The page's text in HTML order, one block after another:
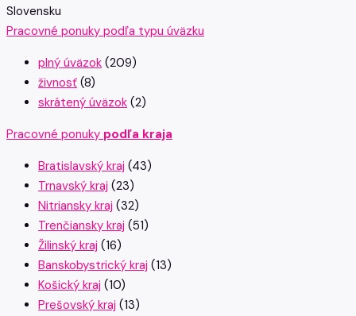
Slovensku
Pracovné ponuky podľa typu úväzku
plný úväzok (209)
živnosť (8)
skrátený úväzok (2)
Pracovné ponuky podľa kraja
Bratislavský kraj (43)
Trnavský kraj (23)
Nitriansky kraj (32)
Trenčiansky kraj (51)
Žilinský kraj (16)
Banskobystrický kraj (13)
Košický kraj (10)
Prešovský kraj (13)